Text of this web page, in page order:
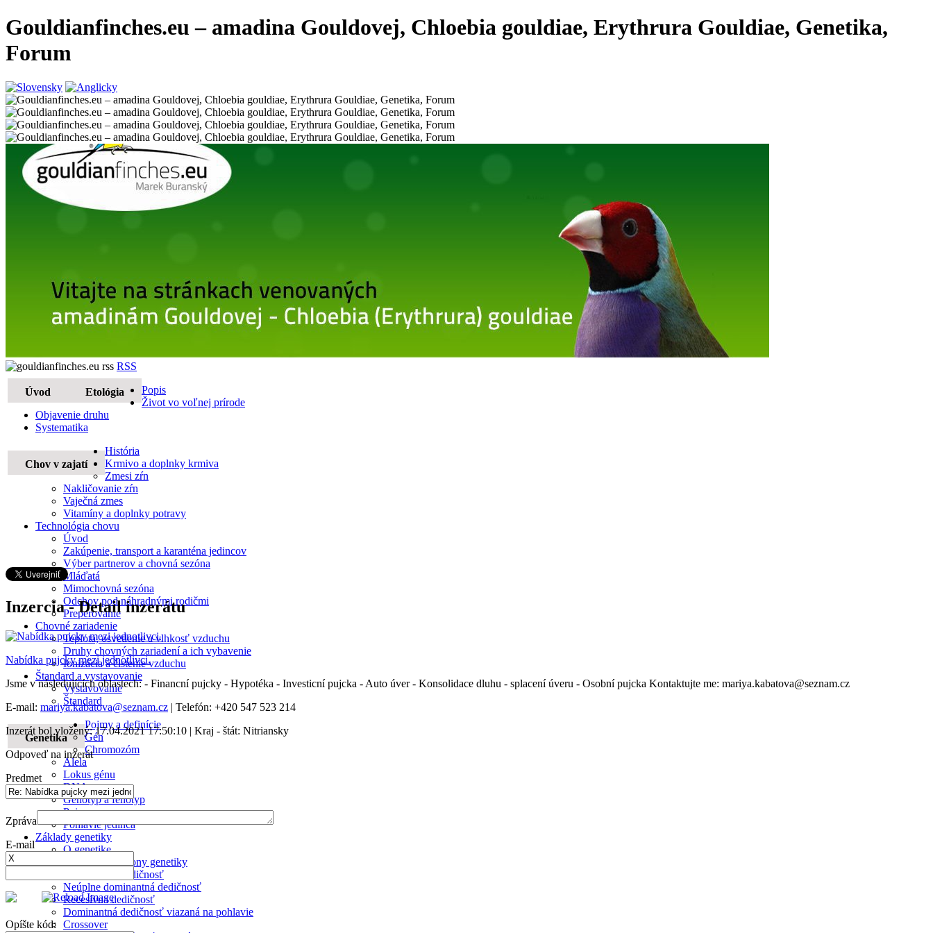
Gouldianfinches.eu – amadina Gouldovej, Chloebia gouldiae, Erythrura Gouldiae, Genetika,
Forum
RSS
Úvod Etológia
Popis
Život vo voľnej prírode
Objavenie druhu
Systematika
Chov v zajatí
História
Krmivo a doplnky krmiva
Zmesi zŕn
Nakličovanie zŕn
Vaječná zmes
Vitamíny a doplnky potravy
Technológia chovu
Úvod
Zakúpenie, transport a karanténa jedincov
Výber partnerov a chovná sezóna
Mláďatá
Mimochovná sezóna
Odchov pod náhradnými rodičmi
Preperovanie
Chovné zariadenie
Teplota, osvetlenie a vlhkosť vzduchu
Druhy chovných zariadení a ich vybavenie
Ionizácia a čistenie vzduchu
Štandard a vystavovanie
Vystavovanie
Štandard
Genetika
Pojmy a definície
Gén
Chromozóm
Alela
Lokus génu
DNA
Genotyp a fenotyp
Pojmy
Pohlavie jedinca
Základy genetiky
O genetike
Mendelove zákony genetiky
Dominantná dedičnosť
Neúplne dominantná dedičnosť
Recesívna dedičnosť
Dominantná dedičnosť viazaná na pohlavie
Crossover
Inzercia - Detail inzerátu
Nabídka pujcky mezi jednotlivci.
Jsme v následujících oblastech: - Financní pujcky - Hypotéka - Investicní pujcka - Auto úver - Konsolidace dluhu - splacení úveru - Osobní pujcka Kontaktujte me: mariya.kabatova@seznam.cz
E-mail: mariya.kabatova@seznam.cz | Telefón: +420 547 523 214
Inzerát bol vložený: 17.04.2021 17:50:10 | Kraj - štát: Nitriansky
Odpoveď na inzerát
Predmet
Zpráva
E-mail
Opíšte kód: